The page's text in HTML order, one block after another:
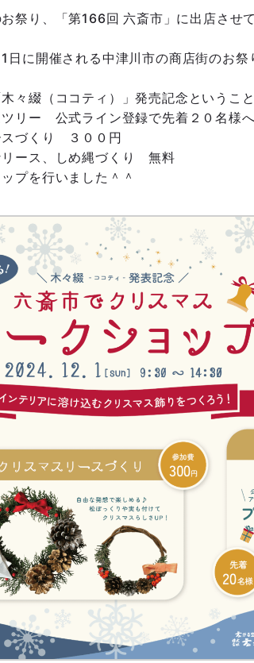
祭り、「第166回 六斎市」に出店させ
日に開催される中津川市の商店街のお祭
々綴（ココティ）」発売記念ということ
ツリー 公式ライン登録で先着２０名様
スづくり ３００円
リース、しめ縄づくり 無料
プを行いました＾＾